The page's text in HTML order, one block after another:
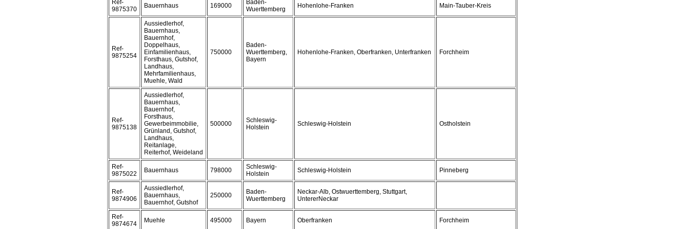
Ref-
9875370
Bauernhaus 169000
Baden-
Wuerttemberg
Hohenlohe-Franken Main-Tauber-Kreis
Ref-
9875254
Aussiedlerhof,
Bauernhaus,
Bauernhof,
Doppelhaus,
Einfamilienhaus,
Forsthaus, Gutshof,
Landhaus,
Mehrfamilienhaus,
Muehle, Wald
750000
Baden-
Wuerttemberg,
Bayern
Hohenlohe-Franken, Oberfranken, Unterfranken Forchheim
Ref-
9875138
Aussiedlerhof,
Bauernhaus,
Bauernhof,
Forsthaus,
Gewerbeimmobilie,
Grünland, Gutshof,
Landhaus,
Reitanlage,
Reiterhof, Weideland
500000
Schleswig-
Holstein
Schleswig-Holstein Ostholstein
Ref-
9875022
Bauernhaus 798000
Schleswig-
Holstein
Schleswig-Holstein Pinneberg
Ref-
9874906
Aussiedlerhof,
Bauernhaus,
Bauernhof, Gutshof
250000
Baden-
Wuerttemberg
Neckar-Alb, Ostwuerttemberg, Stuttgart,
UntererNeckar
Ref-
9874674
Muehle 495000 Bayern Oberfranken Forchheim